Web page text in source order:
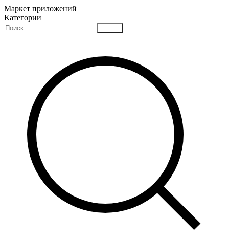
Маркет приложений
Категории